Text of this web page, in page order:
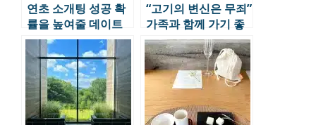
연초 소개팅 성공 확
률을 높여줄 데이트
맛집
“고기의 변신은 무죄”
가족과 함께 가기 좋
은 고기 맛집 4곳